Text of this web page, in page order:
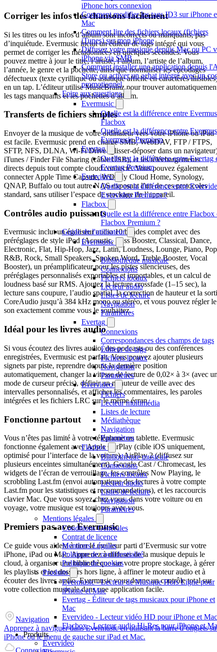
iPhone hors connexion
Comment modifier les tags ID3 sur iPhone
Mac
Comment lire des fichiers locaux (fichiers
iTunes) sur mon iPhone
Diffusez votre musique depuis Mac ou PC
iPhone via SMB
Comment installer une application depuis
Store ou activer un achat intégré avec un
promotionnel
Foire aux questions
Evermusic
Quelle est la différence entre
Flacbox
Quelle est la différence entre
Evermusic Premium
Evertag
Quelle est la différence entre Evertag
Evertag Premium
Evervideo
Quelle est la différence entre
Evervideo Premium ?
Flacbox
Quelle est la différence entre Flacbox
Flacbox Premium ?
Guide de l'utilisateur
Evermusic
Bibliothèque musicale
Connexions
Fichiers locaux
Lecteur audio
Listes de lecture
Navigation
Paramètres
Evertag
Connexions
Correspondances des champs de tags
Éditeur de tags
Fichiers locaux
Navigation
Paramètres
Evervideo
Fichiers
Lecteur multimédia
Listes de lecture
Médiathèque
Navigation
Paramètres
Flacbox
Bibliothèque musicale
Connexions
Fichiers locaux
Lecteur audio
Listes de lecture
Navigation
Paramètres
Mentions légales
Conditions Générales
Contrat de licence
Mentions Légales
Politique de confidentialité
Politique de cookies
Produits
Evermusic - Lecteur de Musique Hors Ligne pour
iPhone et Mac
Evertag - Éditeur de tags musicaux pour iPhone et
Mac
Evervideo - Lecteur vidéo HD pour iPhone et Mac
Flacbox - Lecteur audio Hi-Res pour iPhone et
Produits
Evervideo
Corriger les infos des chansons facilement
Si les titres ou les infos d’album sont incorrects ou manquants, pas
d’inquiétude. Evermusic inclut un éditeur de tags intégré qui vous
permet de corriger les métadonnées en quelques secondes. Vous
pouvez mettre à jour le titre, l’artiste, l’album, l’artiste de l’album,
l’année, le genre et la pochette, ainsi que normaliser les encodages
défectueux (texte cyrillique ou asiatique affiché en caractères
en un tap. L’éditeur utilise MusicBrainz pour trouver
les tags manquants et les pochettes d’album.
Transferts de fichiers simples
Envoyer de la musique de votre ordinateur vers votre iPhone ou iPad
est facile. Evermusic prend en charge SMB, WebDAV, FTP / FTPS,
SFTP, NFS, DLNA, Wi-Fi Drive (glisser-déposer dans un
iTunes / Finder File Sharing (câble USB), et les téléchargements
directs depuis tout compte cloud connecté. Vous pouvez également
connecter Apple Time Capsule, WD My Cloud Home, Synology,
QNAP, Buffalo ou tout autre NAS exposant l’un de ces protocoles
standard, sans utiliser l’espace de stockage de l’appareil.
Contrôles audio puissants
Evermusic inclut un égaliseur audio 10 bandes complet avec des
préréglages de style iPod (Acoustic, Bass Booster, Classical, Dance,
Electronic, Flat, Hip-Hop, Jazz, Latin, Loudness, Lounge, Piano,
R&B, Rock, Small Speakers, Spoken Word, Treble Booster, Vocal
Booster), un préamplificateur pour les pistes silencieuses, des
préréglages personnalisés exportables et importables, et un calcul de
loudness basé sur RMS. Ajoutez la lecture crossfade (1–15 sec), la
lecture sans coupure, l’audio spatial, la correction de hauteur et la
CoreAudio jusqu’à 384 kHz mono ou stéréo, et vous pouvez régler le
son exactement comme vous le souhaitez.
Idéal pour les livres audio
Si vous écoutez des livres audio, des podcasts ou des conférences
enregistrées, Evermusic est parfait. Vous pouvez ajouter plusieurs
signets par piste, reprendre depuis la dernière position
automatiquement, changer la vitesse de lecture de 0,02× à 3× (avec
mode de curseur précis), définir un minuteur de veille avec des
intervalles personnalisés, et afficher les commentaires, les paroles
intégrées et les fichiers LRC sur le même écran.
Fonctionne partout
Vous n’êtes pas limité à votre téléphone ou tablette. Evermusic
fonctionne également avec Apple CarPlay (cible iOS uniquement,
optimisé pour l’interface de la voiture), AirPlay 2 (diffusez sur
plusieurs enceintes simultanément), Google Cast / Chromecast, les
widgets de l’écran de verrouillage, les contrôles Now Playing, le
scrobbling Last.fm (envoi automatique des lectures à votre compte
Last.fm pour les statistiques et recommandations), et les raccourcis
clavier Mac. Que vous soyez chez vous, dans votre voiture ou en
voyage, votre musique est toujours avec vous.
Premiers pas avec Evermusic
Ce guide vous aidera à tirer le meilleur parti d’Evermusic sur votre
iPhone, iPad ou Mac. Apprenez à diffuser de la musique depuis le
cloud, à organiser une bibliothèque sur votre propre stockage, à gérer
les playlists et les dossiers hors ligne, à affiner le moteur audio et à
écouter des livres audio. Evermusic vous donne un contrôle total sur
votre collection musicale dans une application facile.
Navigation
Apprenez à naviguer dans Evermusic en utilisant la barre d’onglets
iPhone ou le menu de gauche sur iPad et Mac.
Connexions